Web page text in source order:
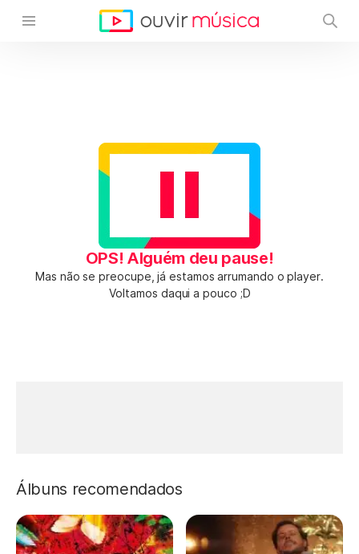
OPS! Alguém deu pause!
Mas não se preocupe, já estamos arrumando o player.
Voltamos daqui a pouco ;D
Álbuns recomendados